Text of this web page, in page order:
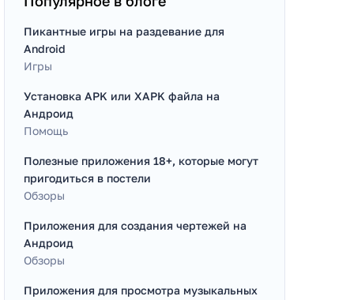
Пикантные игры на раздевание для
Android
Игры
Установка APK или XAPK файла на
Андроид
Помощь
Полезные приложения 18+, которые могут
пригодиться в постели
Обзоры
Приложения для создания чертежей на
Андроид
Обзоры
Приложения для просмотра музыкальных